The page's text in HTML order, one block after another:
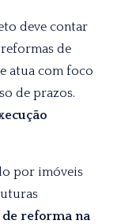
deve contar
de
atua com foco
de prazos.
por imóveis
reforma na